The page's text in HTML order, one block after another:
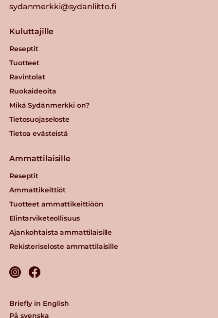
sydanmerkki@sydanliitto.fi
Kuluttajille
Reseptit
Tuotteet
Ravintolat
Ruokaideoita
Mikä Sydänmerkki on?
Tietosuojaseloste
Tietoa evästeistä
Ammattilaisille
Reseptit
Ammattikeittiöt
Tuotteet ammattikeittiöön
Elintarviketeollisuus
Ajankohtaista ammattilaisille
Rekisteriseloste ammattilaisille
Briefly in English
På svenska